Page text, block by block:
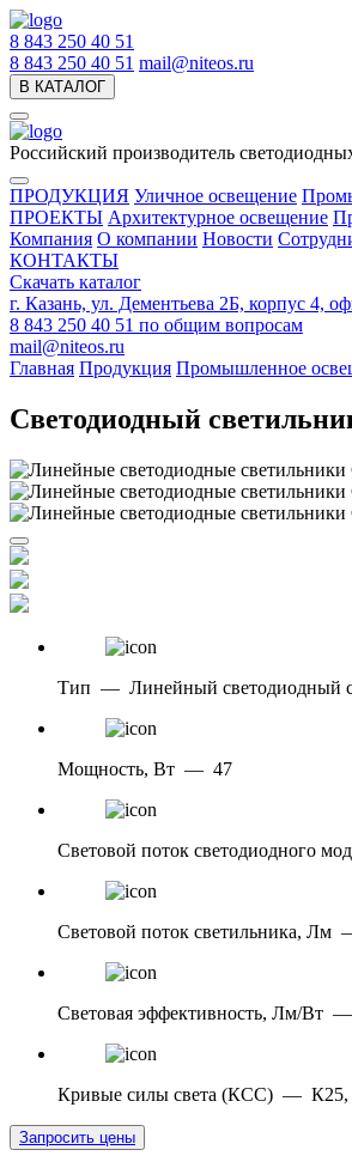
8 843 250 40 51
8 843 250 40 51 mail@niteos.ru
В КАТАЛОГ
Российский производитель
ПРОДУКЦИЯ Уличное освещение
ПРОЕКТЫ Архитектурное освещение
Компания О компании Новости
КОНТАКТЫ
Скачать каталог
г. Казань, ул. Дементьева 2Б, корпус 4,
8 843 250 40 51 по общим вопросам
mail@niteos.ru
Главная Продукция Промышленное
Светодиодный
Тип — Линейный светодиодный
Мощность, Вт — 47
Световой поток светодиодного
Световой поток светильника, Лм
Световая эффективность, Лм/Вт —
Кривые силы света (КСС) — К25,
Запросить цены